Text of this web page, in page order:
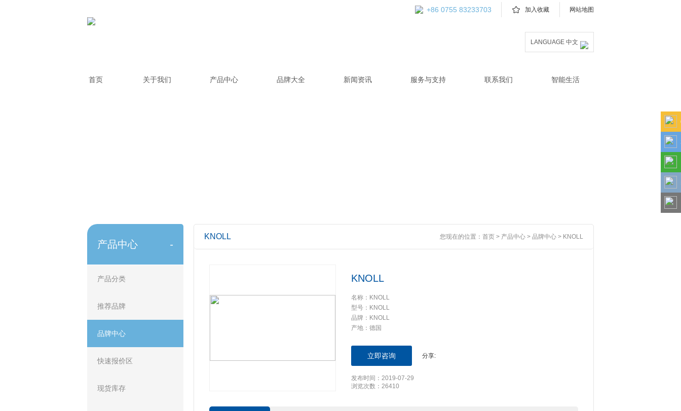
网站地图
加入收藏
+86 0755 83233703
LANGUAGE 中文
首页 关于我们 产品中心 品牌大全 新闻资讯 服务与支持 联系我们 智能生活
产品中心 -
产品分类
推荐品牌
品牌中心
快速报价区
现货库存
KNOLL 您现在的位置： 首页 > 产品中心 > 品牌中心 > KNOLL
KNOLL
名称：KNOLL
型号：KNOLL
品牌：KNOLL
产地：德国
立即咨询 分享:
发布时间：2019-07-29
浏览次数：26410